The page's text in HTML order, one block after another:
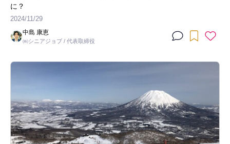
に？
2024/11/29
中島 康恵
㈱シニアジョブ / 代表取締役